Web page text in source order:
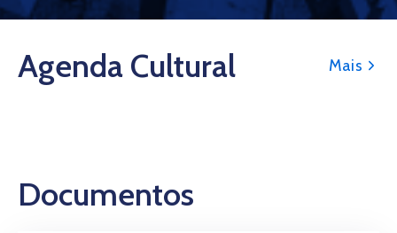
Agenda Cultural Mais
Documentos